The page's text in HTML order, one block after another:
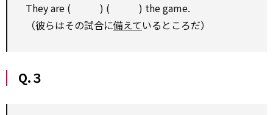
They are ( ) ( ) the game.
（彼らはその試合に備えているところだ）
Q.３